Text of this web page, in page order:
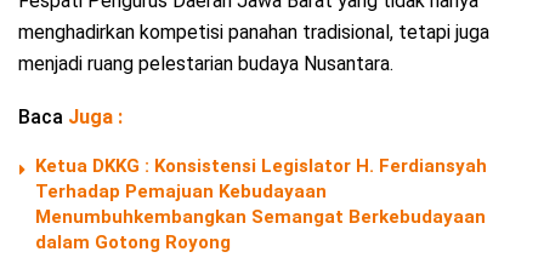
menghadirkan kompetisi panahan tradisional, tetapi juga
menjadi ruang pelestarian budaya Nusantara.
Baca Juga :
Ketua DKKG : Konsistensi Legislator H. Ferdiansyah
Terhadap Pemajuan Kebudayaan
Menumbuhkembangkan Semangat Berkebudayaan
dalam Gotong Royong